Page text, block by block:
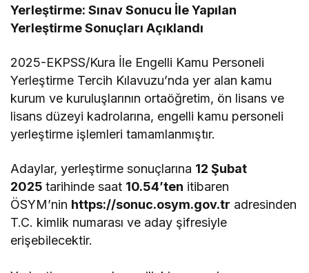
Yerleştirme: Sınav Sonucu İle Yapılan
Yerleştirme Sonuçları Açıklandı
2025-EKPSS/Kura İle Engelli Kamu Personeli
Yerleştirme Tercih Kılavuzu’nda yer alan kamu
kurum ve kuruluşlarının ortaöğretim, ön lisans ve
lisans düzeyi kadrolarına, engelli kamu personeli
yerleştirme işlemleri tamamlanmıştır.
Adaylar, yerleştirme sonuçlarına 12 Şubat
2025tarihinde saat 10.54’ten itibaren
ÖSYM’nin https://sonuc.osym.gov.tr adresinden
T.C. kimlik numarası ve aday şifresiyle
erişebilecektir.